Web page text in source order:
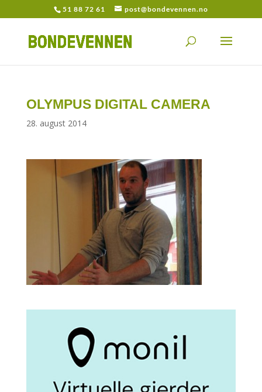
51 88 72 61 post@bondevennen.no
OLYMPUS DIGITAL CAMERA
28. august 2014